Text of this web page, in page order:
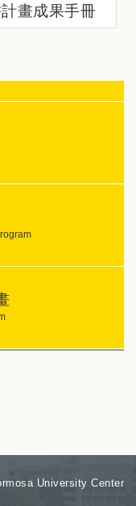
畫成果手冊
University Center